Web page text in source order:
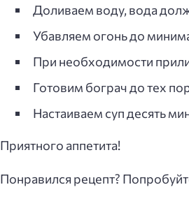
Доливаем воду, вода
Убавляем огонь до
При необходимости
Готовим бограч до тех
Настаиваем суп десять
Приятного аппетита!
Понравился рецепт?